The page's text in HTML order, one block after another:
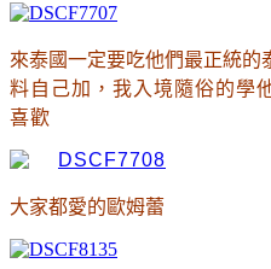
來泰國一定要吃他們最正統的
料自己加 ，我入境隨俗的學
喜歡
大家都愛的歐姆蕾